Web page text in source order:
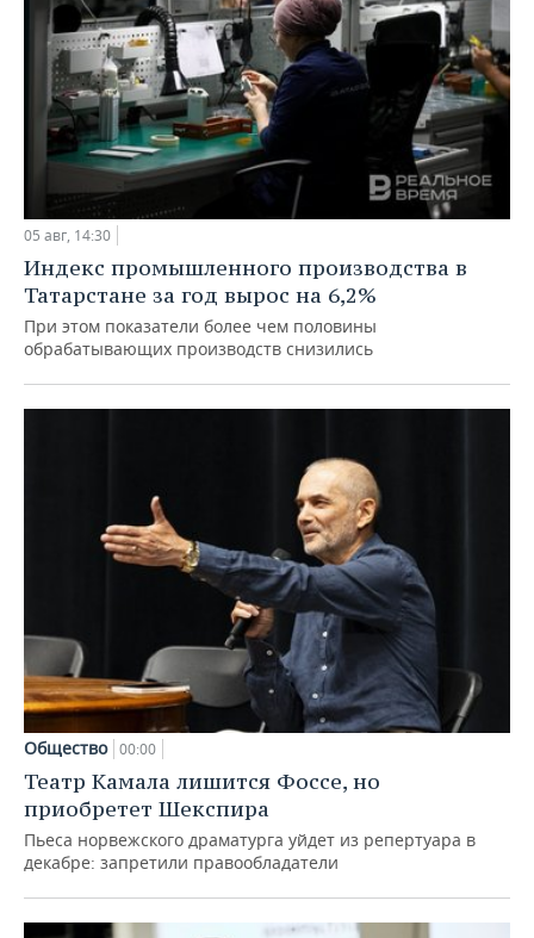
05 авг, 14:30
Индекс промышленного производства в
Татарстане за год вырос на 6,2%
При этом показатели более чем половины
обрабатывающих производств снизились
Общество 00:00
Театр Камала лишится Фоссе, но
приобретет Шекспира
Пьеса норвежского драматурга уйдет из репертуара в
декабре: запретили правообладатели